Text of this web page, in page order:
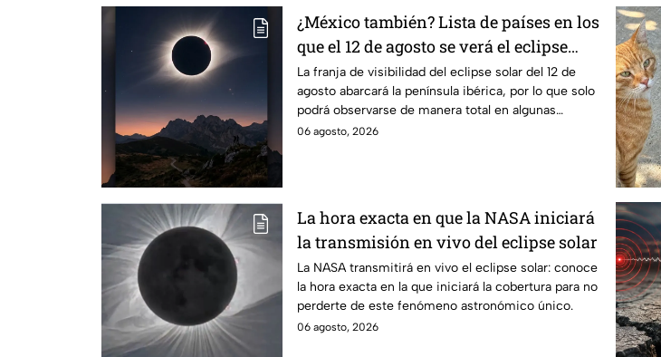
¿México también? Lista de países en los
que el 12 de agosto se verá el eclipse
solar total y en los que será parcial
La franja de visibilidad del eclipse solar del 12 de
agosto abarcará la península ibérica, por lo que solo
podrá observarse de manera total en algunas
ciudades.
06 agosto, 2026
La hora exacta en que la NASA iniciará
la transmisión en vivo del eclipse solar
La NASA transmitirá en vivo el eclipse solar: conoce
la hora exacta en la que iniciará la cobertura para no
perderte de este fenómeno astronómico único.
06 agosto, 2026